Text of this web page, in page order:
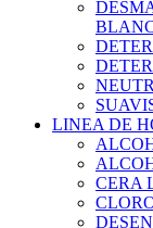
LINEA DE
CERA